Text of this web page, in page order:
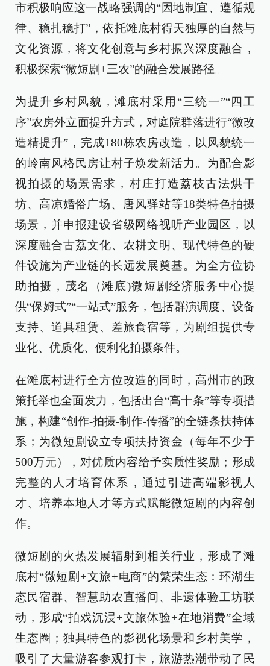
市积极响应这一战略强调的“因地制宜、遵循规
律、稳扎稳打”，依托滩底村得天独厚的自然与
文化资源，将文化创意与乡村振兴深度融合，
积极探索“微短剧+三农”的融合发展路径。
为提升乡村风貌，滩底村采用“三统一”“四工
序”农房外立面提升方式，对庭院群落进行“微改
造精提升”，完成180栋农房改造，以风貌统一
的岭南风格民房让村子焕发新活力。为配合影
视拍摄的场景需求，村庄打造荔枝古法烘干
坊、高凉婚俗广场、唐风驿站等18类特色拍摄
场景，并申报建设省级网络视听产业园区，以
深度融合古荔文化、农耕文明、现代特色的硬
件设施为产业链的长远发展奠基。为全方位协
助拍摄，茂名（滩底)微短剧经济服务中心提
供“保姆式”“一站式”服务，包括群演调度、设备
支持、道具租赁、差旅食宿等，为剧组提供专
业化、优质化、便利化拍摄条件。
在滩底村进行全方位改造的同时，高州市的政
策托举也全面发力，包括出台“高十条”等专项措
施，构建“创作-拍摄-制作-传播”的全链条扶持体
系；为微短剧设立专项扶持资金（每年不少于
500万元），对优质内容给予实质性奖励；形成
完整的人才培育体系，通过引进高端影视人
才、培养本地人才等方式赋能微短剧的内容创
作。
微短剧的火热发展辐射到相关行业，形成了滩
底村“微短剧+文旅+电商”的繁荣生态：环湖生
态民宿群、智慧助农直播间、非遗体验工坊联
动，形成“拍戏沉浸+文旅体验+在地消费”全域
生态圈；独具特色的影视化场景和乡村美学，
吸引了大量游客参观打卡，旅游热潮带动了民